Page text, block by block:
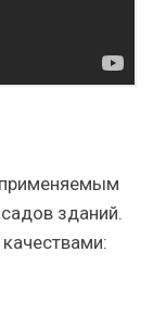
применяемым
зданий.